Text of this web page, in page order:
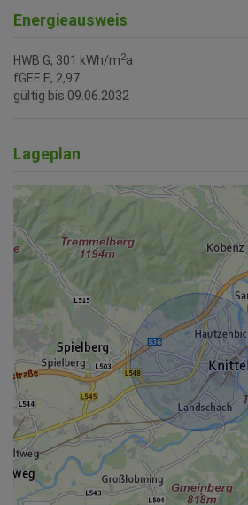
Energieausweis
HWB G, 301 kWh/m2a
fGEE E, 2,97
gültig bis 09.06.2032
Lageplan